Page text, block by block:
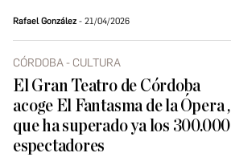
Rafael González 21/04/2026
CÓRDOBA - CULTURA
El Gran Teatro de Córdoba
acoge El Fantasma de la Ópera ,
que ha superado ya los 300.000
espectadores